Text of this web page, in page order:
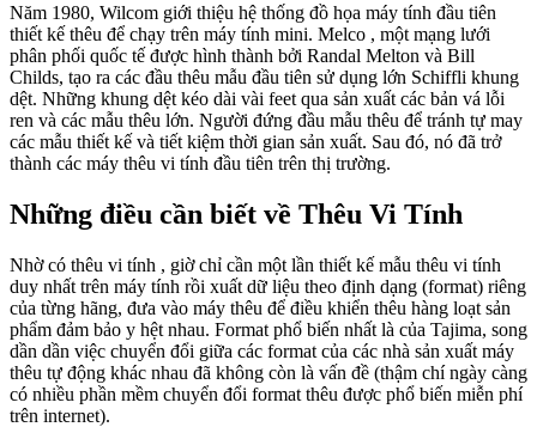
Năm 1980, Wilcom giới thiệu hệ thống đồ họa máy tính đầu tiên
thiết kế thêu để chạy trên máy tính mini. Melco , một mạng lưới
phân phối quốc tế được hình thành bởi Randal Melton và Bill
Childs, tạo ra các đầu thêu mẫu đầu tiên sử dụng lớn Schiffli khung
dệt. Những khung dệt kéo dài vài feet qua sản xuất các bản vá lỗi
ren và các mẫu thêu lớn. Người đứng đầu mẫu thêu để tránh tự may
các mẫu thiết kế và tiết kiệm thời gian sản xuất. Sau đó, nó đã trở
thành các máy thêu vi tính đầu tiên trên thị trường.
Những điều cần biết về Thêu Vi Tính
Nhờ có thêu vi tính , giờ chỉ cần một lần thiết kế mẫu thêu vi tính
duy nhất trên máy tính rồi xuất dữ liệu theo định dạng (format) riêng
của từng hãng, đưa vào máy thêu để điều khiển thêu hàng loạt sản
phẩm đảm bảo y hệt nhau. Format phổ biến nhất là của Tajima, song
dần dần việc chuyển đổi giữa các format của các nhà sản xuất máy
thêu tự động khác nhau đã không còn là vấn đề (thậm chí ngày càng
có nhiều phần mềm chuyển đổi format thêu được phổ biến miễn phí
trên internet).